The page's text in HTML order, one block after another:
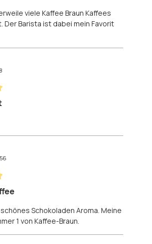
viele Kaffee Braun Kaffees
Der Barista ist dabei mein Favorit
von 5 Sternen
von 5 Sternen
Schokoladen Aroma. Meine
1 von Kaffee-Braun.